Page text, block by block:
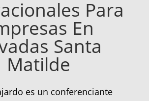
Para
En
Santa
Matilde
es un conferenciante